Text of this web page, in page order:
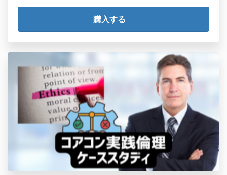
社名などお申込名とは違う宛名の領収書は発行で
きないことを承知しています。
プライバシーポリシー3(５)
に記載のとおり、ICF
からプログラム認証申請や更新申請の時に受講者
リストの提出を求められたときに、ここで記載し
たメールアドレスとお名前を使うことを承知して
います。